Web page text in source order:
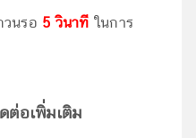
วนรอ 5 วินาที ในการ
ต่อเพิ่มเติม